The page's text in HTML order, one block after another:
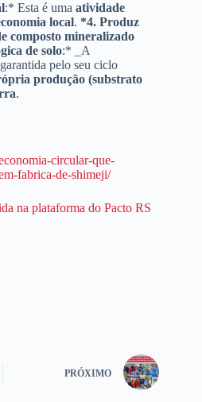
:* Esta é uma atividade
local. *4. Produz
composto mineralizado
de solo:* _A
pelo seu ciclo
produção (substrato
.
circular-que-
fabrica-de-shimeji/
na plataforma do Pacto RS
PRÓXIMO